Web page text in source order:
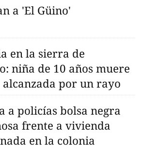
a 'El Güino'
en la sierra de
niña de 10 años muere
por un rayo
a policías bolsa negra
frente a vivienda
en la colonia